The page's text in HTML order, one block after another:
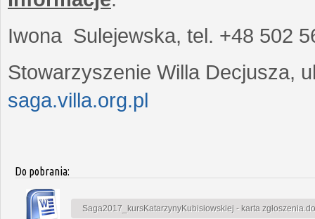
Iwona Sulejewska, tel. +48 502
Stowarzyszenie Willa Decjusza,
saga.villa.org.pl
Do pobrania:
Saga2017_kursKatarzynyKubisiowskiej - karta